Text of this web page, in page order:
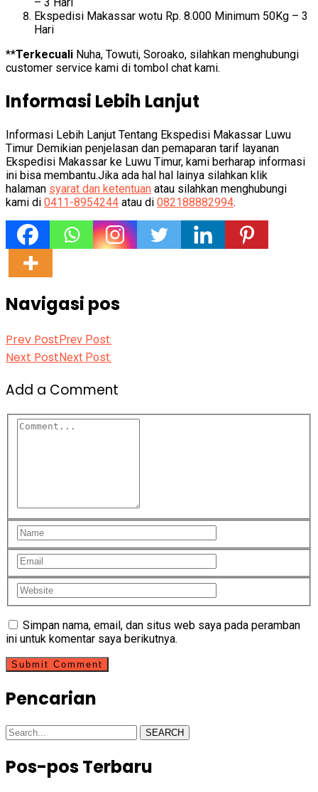
– 3 Hari
Ekspedisi Makassar wotu Rp. 8.000 Minimum 50Kg – 3
Hari
**Terkecuali Nuha, Towuti, Soroako, silahkan menghubungi
customer service kami di tombol chat kami.
Informasi Lebih Lanjut
Informasi Lebih Lanjut Tentang Ekspedisi Makassar Luwu
Timur Demikian penjelasan dan pemaparan tarif layanan
Ekspedisi Makassar ke Luwu Timur, kami berharap informasi
ini bisa membantu.Jika ada hal hal lainya silahkan klik
halaman syarat dan ketentuan atau silahkan menghubungi
kami di 0411-8954244 atau di 082188882994.
Navigasi pos
Prev PostPrev Post:
Next PostNext Post:
Add a Comment
Simpan nama, email, dan situs web saya pada peramban
ini untuk komentar saya berikutnya.
Pencarian
SEARCH
Pos-pos Terbaru